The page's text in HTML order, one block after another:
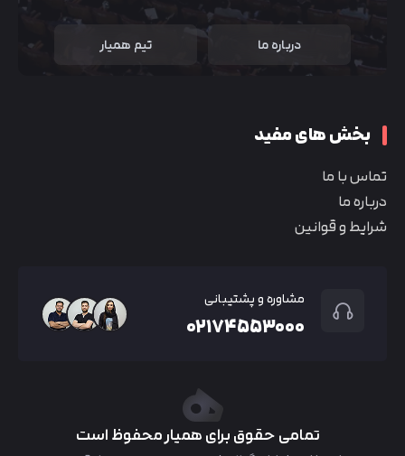
درباره ما تیم همیار
بخش های مفید
تماس با ما
درباره ما
شرایط و قوانین
مشاوره و پشتیبانی
۰۲۱۷۴۵۵۳۰۰۰
تمامی حقوق برای همیار محفوظ است